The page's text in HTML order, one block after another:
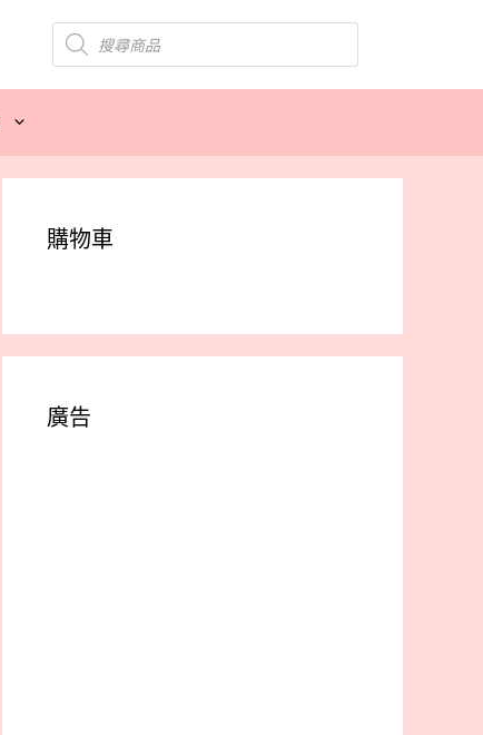
Products
search
購物車
廣告